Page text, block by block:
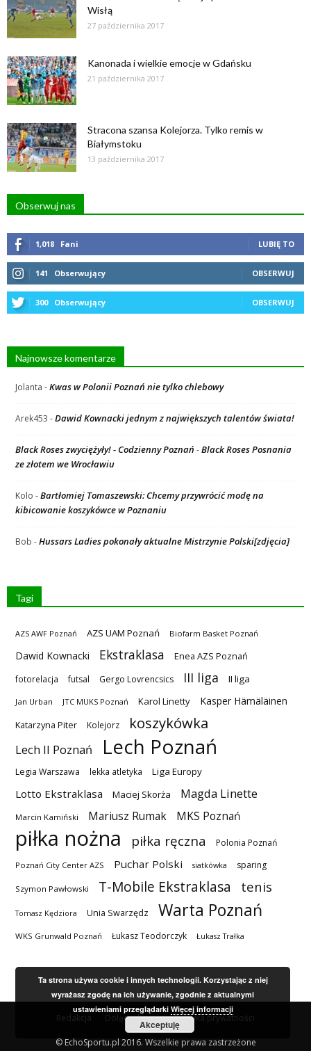
Wisłą
27 października 2017
Kanonada i wielkie emocje w Gdańsku
21 października 2017
Stracona szansa Kolejorza. Tylko remis w
Białymstoku
13 października 2017
Obserwuj nas
1,018 Fani LUBIĘ TO
141 Obserwujący OBSERWUJ
300 Obserwujący OBSERWUJ
Najnowsze komentarze
Jolanta -Kwas w Polonii Poznań nie tylko chlebowy
Arek453 -Dawid Kownacki jednym z największych talentów świata!
Black Roses zwyciężyły! - Codzienny Poznań -Black Roses Posnania
ze złotem we Wrocławiu
Kolo -Bartłomiej Tomaszewski: Chcemy przywrócić modę na
kibicowanie koszykówce w Poznaniu
Bob -Hussars Ladies pokonały aktualne Mistrzynie Polski[zdjęcia]
Tagi
AZS AWF Poznań AZS UAM Poznań Biofarm Basket Poznań
Dawid Kownacki Ekstraklasa Enea AZS Poznań
fotorelacja futsal Gergo Lovrencsics III liga II liga
Jan Urban JTC MUKS Poznań Karol Linetty Kasper Hämäläinen
Katarzyna Piter Kolejorz koszykówka
Lech II Poznań Lech Poznań
Legia Warszawa lekka atletyka Liga Europy
Lotto Ekstraklasa Maciej Skorża Magda Linette
Marcin Kamiński Mariusz Rumak MKS Poznań
piłka nożna piłka ręczna Polonia Poznań
Poznań City Center AZS Puchar Polski siatkówka sparing
Szymon Pawłowski T-Mobile Ekstraklasa tenis
Tomasz Kędziora Unia Swarzędz Warta Poznań
WKS Grunwald Poznań Łukasz Teodorczyk Łukasz Trałka
Redakcja Dołącz do nas Polityka prywatności
© EchoSportu.pl 2016. Wszelkie prawa zastrzeżone
Ta strona używa cookie i innych technologii. Korzystając z niej
wyrażasz zgodę na ich używanie, zgodnie z aktualnymi
ustawieniami przeglądarki Więcej informacji
Akceptuję